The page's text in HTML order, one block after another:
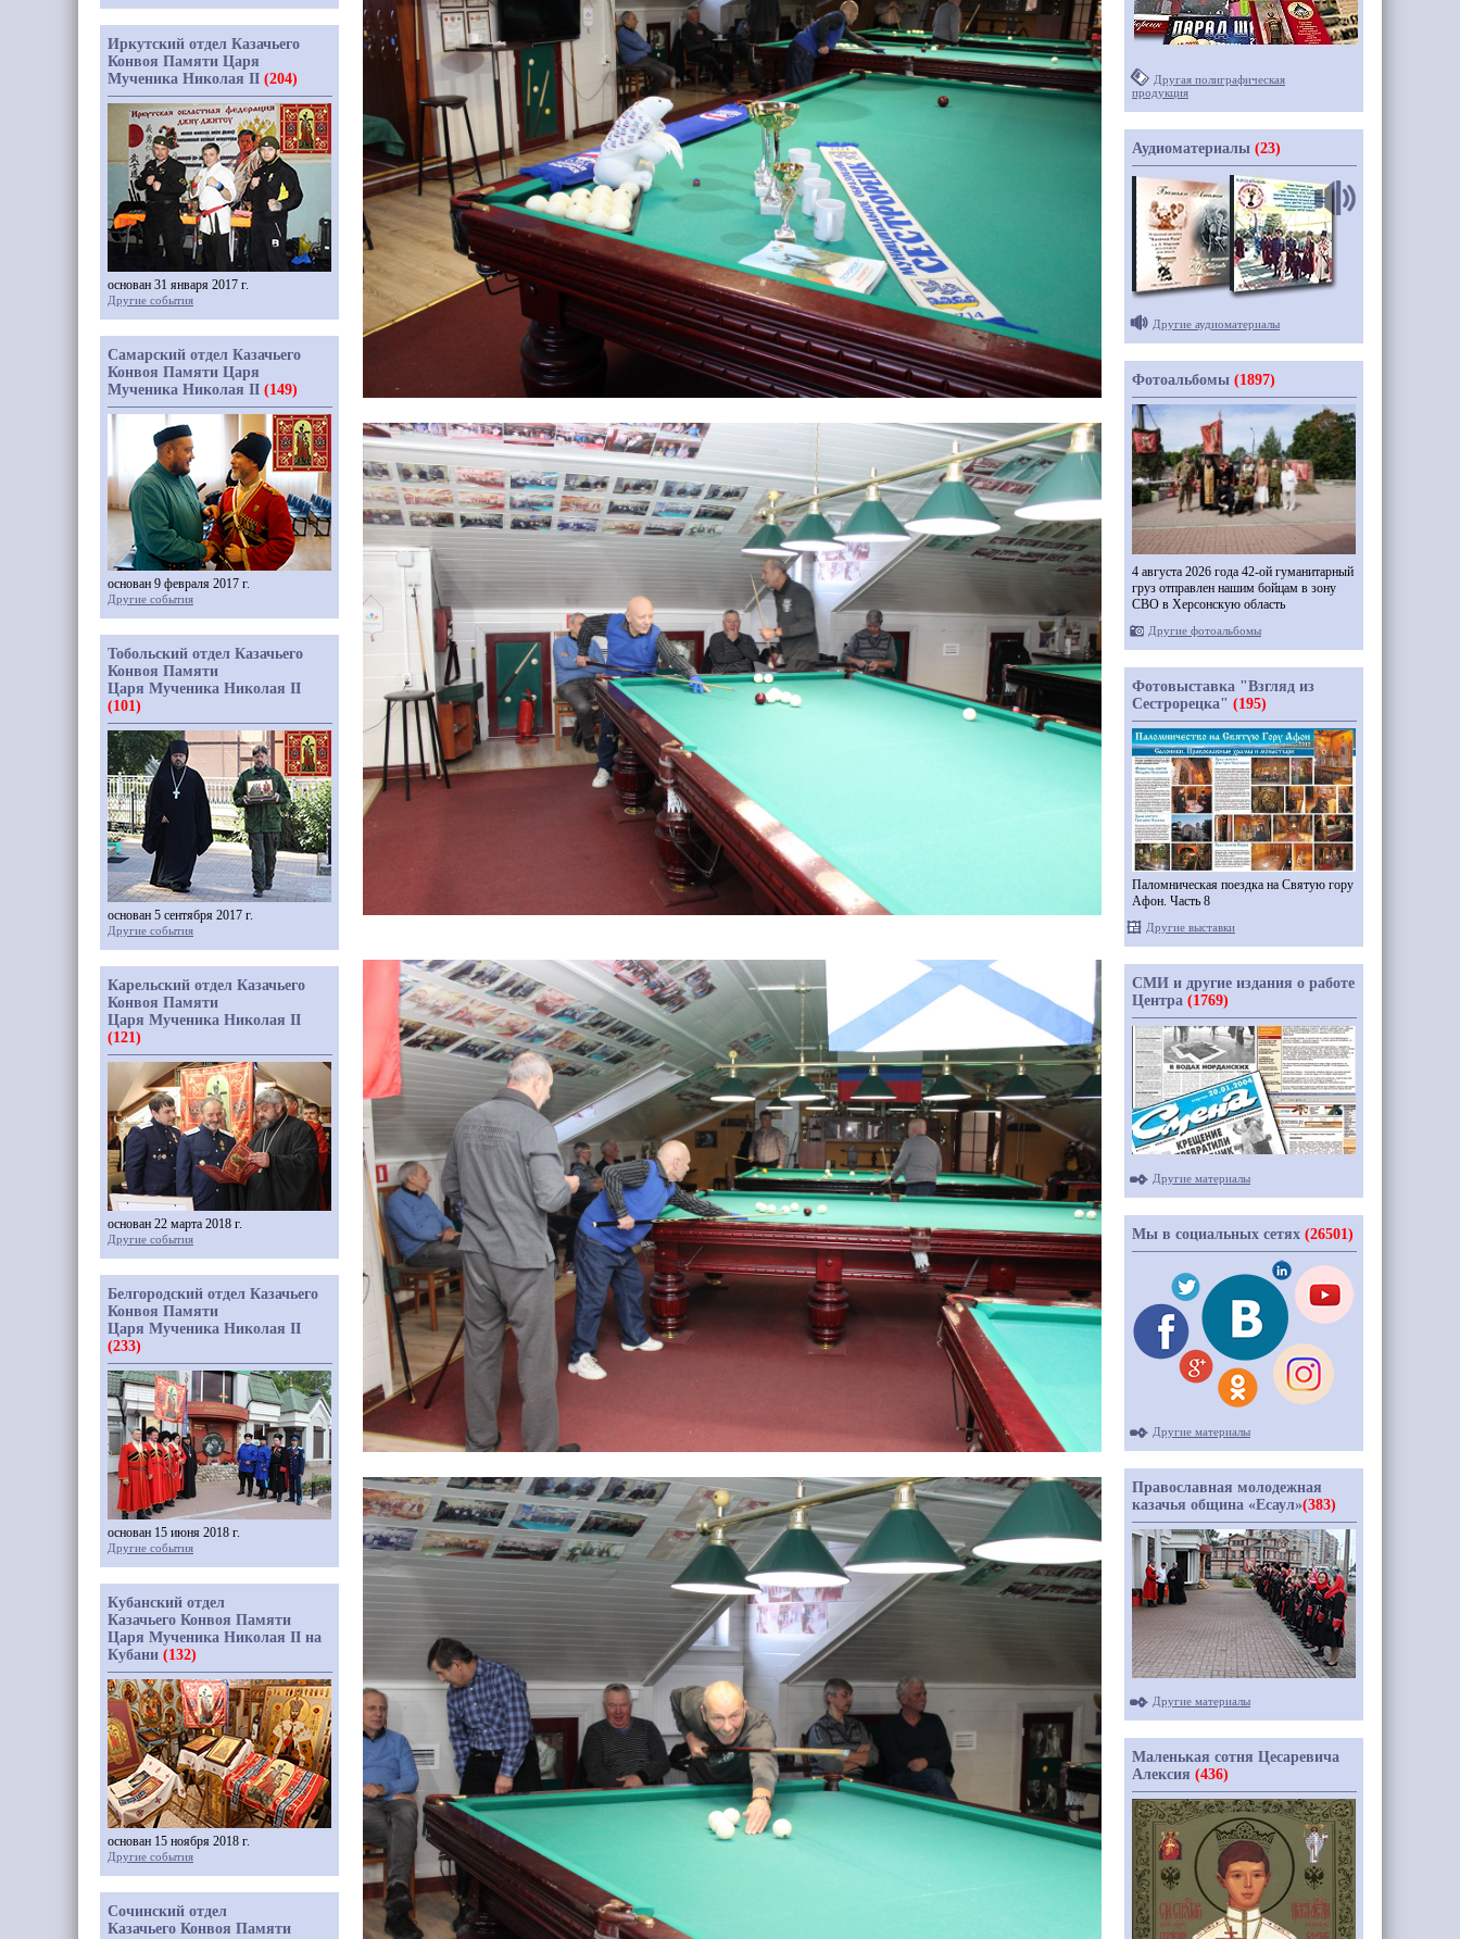
Иркутский отдел Казачьего
Конвоя Памяти Царя
Мученика Николая II (204)
основан 31 января 2017 г.
Другие события
Самарский отдел Казачьего
Конвоя Памяти Царя
Мученика Николая II (149)
основан 9 февраля 2017 г.
Другие события
Тобольский отдел Казачьего
Конвоя Памяти
Царя Мученика Николая II
(101)
основан 5 сентября 2017 г.
Другие события
Карельский отдел Казачьего
Конвоя Памяти
Царя Мученика Николая II
(121)
основан 22 марта 2018 г.
Другие события
Белгородский отдел Казачьего
Конвоя Памяти
Царя Мученика Николая II
(233)
основан 15 июня 2018 г.
Другие события
Кубанский отдел
Казачьего Конвоя Памяти
Царя Мученика Николая II на
Кубани (132)
основан 15 ноября 2018 г.
Другие события
Сочинский отдел
Казачьего Конвоя Памяти
Другая полиграфическая
продукция
Аудиоматериалы (23)
Другие аудиоматериалы
Фотоальбомы (1897)
4 августа 2026 года 42-ой гуманитарный
груз отправлен нашим бойцам в зону
СВО в Херсонскую область
Другие фотоальбомы
Фотовыставка "Взгляд из
Сестрорецка" (195)
Паломническая поездка на Святую гору
Афон. Часть 8
Другие выставки
СМИ и другие издания о работе
Центра (1769)
Другие материалы
Мы в социальных сетях (26501)
Другие материалы
Православная молодежная
казачья община «Есаул»(383)
Другие материалы
Маленькая сотня Цесаревича
Алексия (436)